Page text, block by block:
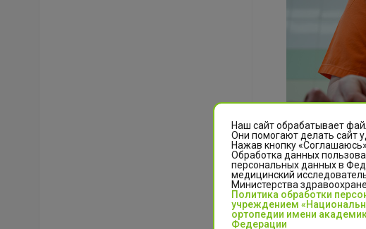
Наш сайт обрабатывает
Они помогают делать сайт
Нажав кнопку
Обработка данных
персональных данных в
медицинский
Министерства
Политика обработки
учреждением
ортопедии имени
Федерации